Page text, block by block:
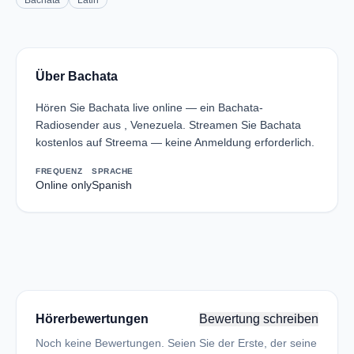
Über Bachata
Hören Sie Bachata live online — ein Bachata-
Radiosender aus , Venezuela. Streamen Sie Bachata
kostenlos auf Streema — keine Anmeldung erforderlich.
FREQUENZ
Online only
SPRACHE
Spanish
Hörerbewertungen Bewertung schreiben
Noch keine Bewertungen. Seien Sie der Erste, der seine